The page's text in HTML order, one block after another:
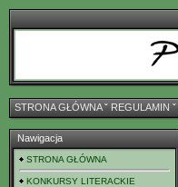
STRONA GŁÓWNAˇ REGULAMIN ˇ
Nawigacja
STRONA GŁÓWNA
KONKURSY LITERACKIE